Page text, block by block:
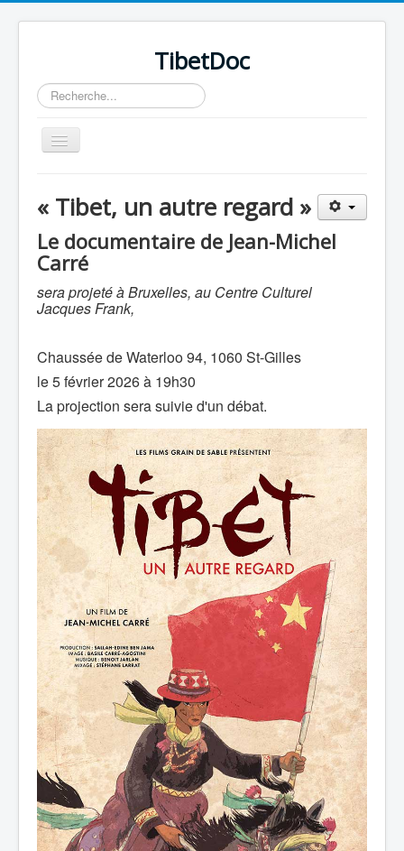
TibetDoc
Rechercher
Basculer
la
« Tibet, un autre regard »
Le documentaire de Jean-Michel
Carré
sera projeté à Bruxelles, au Centre Culturel
Jacques Frank,
Chaussée de Waterloo 94, 1060 St-Gilles
le 5 février 2026 à 19h30
La projection sera suivie d'un débat.